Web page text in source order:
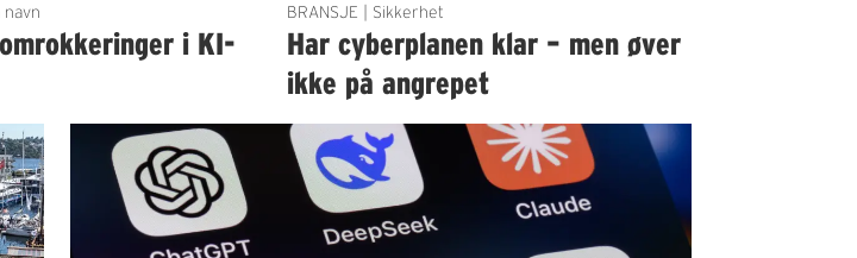
navn
i KI-
BRANSJE | Sikkerhet
Har cyberplanen klar – men øver
ikke på angrepet